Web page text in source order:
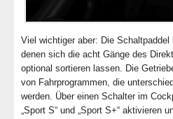
Viel wichtiger aber: Die
denen sich die acht Gänge des
optional sortieren lassen. Die
von Fahrprogrammen, die
werden. Über einen Schalter im
„Sport S“ und „Sport S+“ aktivieren